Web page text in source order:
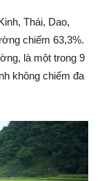
Thái, Dao,
chiếm 63,3%.
là một trong 9
không chiếm đa